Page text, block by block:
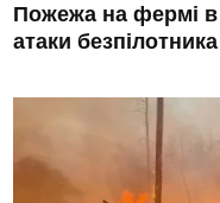
Пожежа на фермі в
атаки безпілотника